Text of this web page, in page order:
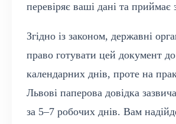
перевіряє ваші дані та приймає
Згідно із законом, державні
право готувати цей документ
календарних днів, проте на
Львові паперова довідка
за 5–7 робочих днів. Вам